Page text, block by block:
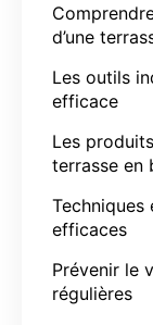
d’une
Les outils
efficace
Les
terrasse en
efficaces
Prévenir le
régulières